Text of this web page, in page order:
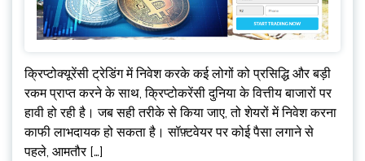
क्रिप्टोक्यूरेंसी ट्रेडिंग में निवेश करके कई लोगों को प्रसिद्धि और बड़ी
रकम प्राप्त करने के साथ, क्रिप्टोकरेंसी दुनिया के वित्तीय बाजारों पर
हावी हो रही है। जब सही तरीके से किया जाए, तो शेयरों में निवेश करना
काफी लाभदायक हो सकता है। सॉफ़्टवेयर पर कोई पैसा लगाने से
पहले, आमतौर […]